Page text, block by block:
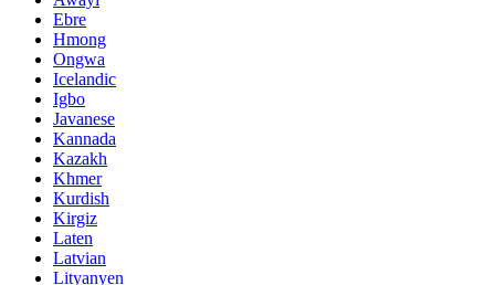
Ebre
Hmong
Ongwa
Icelandic
Igbo
Javanese
Kannada
Kazakh
Khmer
Kurdish
Kirgiz
Laten
Latvian
Lityanyen